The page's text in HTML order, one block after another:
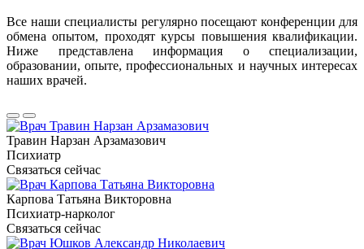
Все наши специалисты регулярно посещают конференции для
обмена опытом, проходят курсы повышения квалификации.
Ниже представлена информация о специализации,
образовании, опыте, профессиональных и научных интересах
наших врачей.
Травин Нарзан Арзамазович
Психиатр
Связаться сейчас
Карпова Татьяна Викторовна
Психиатр-нарколог
Связаться сейчас